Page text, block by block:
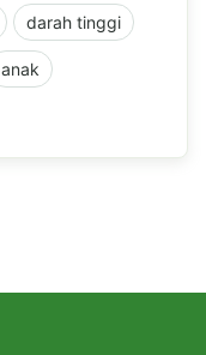
darah tinggi
anak